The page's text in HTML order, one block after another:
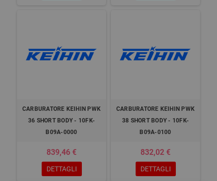
CARBURATORE KEIHIN PWK
36 SHORT BODY - 10FK-
B09A-0000
839,46 €
DETTAGLI
CARBURATORE KEIHIN PWK
38 SHORT BODY - 10FK-
B09A-0100
832,02 €
DETTAGLI